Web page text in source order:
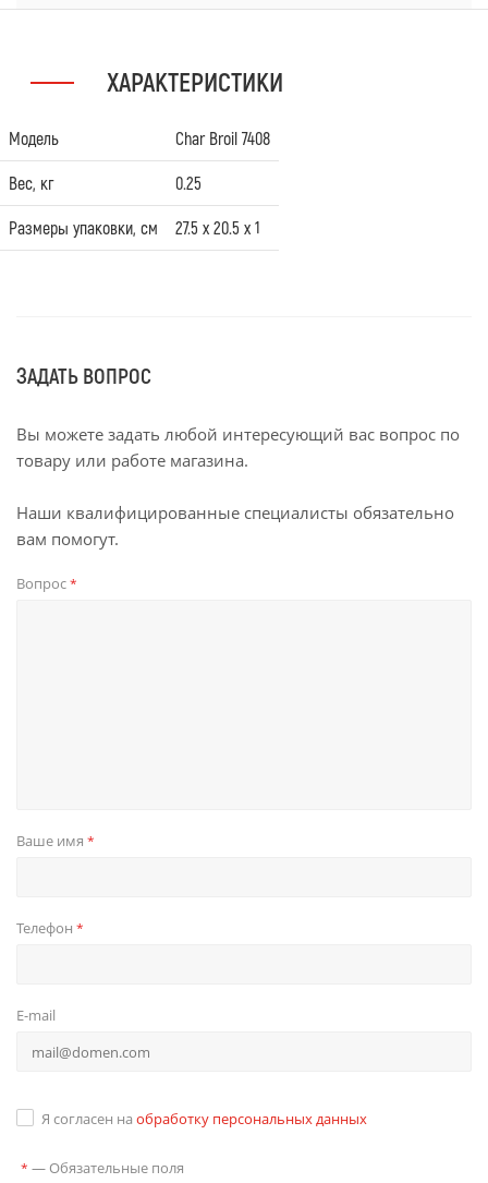
ХАРАКТЕРИСТИКИ
Модель Char Broil 7408
Вес, кг 0.25
Размеры упаковки, см 27.5 х 20.5 х 1
ЗАДАТЬ ВОПРОС
Вы можете задать любой интересующий вас вопрос по
товару или работе магазина.
Наши квалифицированные специалисты обязательно
вам помогут.
Вопрос*
Ваше имя *
Телефон *
E-mail
Я согласен на обработку персональных данных
* — Обязательные поля